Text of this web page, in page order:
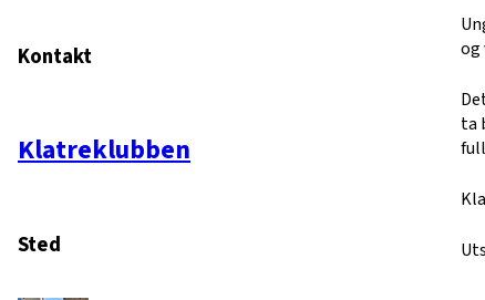
Kontakt
Klatreklubben
Sted
og
ta